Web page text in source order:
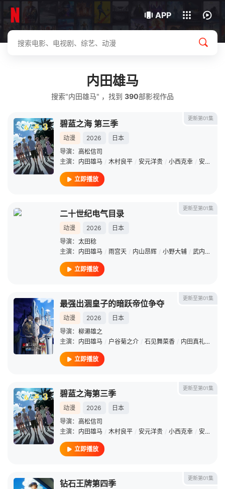
APP
下载客户端
我的观影记录
内田雄马
搜索"内田雄马" ，找到 390部影视作品
更新第01集
碧蓝之海 第三季
动漫 2026
日本
导演： 高松信司
主演： 内田雄马 / 木村良平 / 安元洋贵 / 小西克幸 / 安济知佳
立即播放
更新至第01集
二十世纪电气目录
动漫 2026
日本
导演： 太田稔
主演： 内田雄马 / 雨宫天 / 内山昂辉 / 小野大辅 / 武内骏辅
立即播放
更新至第01集
最强出涸皇子的暗跃帝位争夺
动漫 2026
日本
导演： 柳濑雄之
主演： 内田雄马 / 户谷菊之介 / 石见舞菜香 / 内田真礼 /
立即播放
更新至第01集
碧蓝之海第三季
动漫 2026
日本
导演： 高松信司
主演： 内田雄马 / 木村良平 / 安元洋贵 / 小西克幸 / 安济知佳
立即播放
更新第01集
钻石王牌第四季